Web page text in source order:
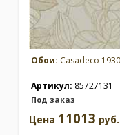
Обои: Casadeco 1930
Артикул: 85727131
Под заказ
Цена 11013 руб.